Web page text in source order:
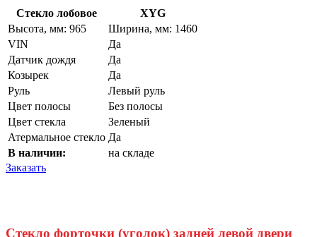
Стекло лобовое
XYG
Высота, мм: 965
Ширина, мм: 1460
VIN
Да
Датчик дождя
Да
Козырек
Да
Руль
Левый руль
Цвет полосы
Без полосы
Цвет стекла
Зеленый
Атермальное стекло Да
В наличии:
на складе
Заказать
Стекло форточки (уголок) задней левой двери